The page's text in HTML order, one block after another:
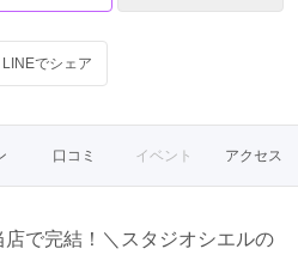
LINEでシェア
口コミ イベント アクセス
で完結！＼スタジオシエルの